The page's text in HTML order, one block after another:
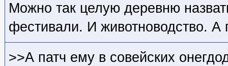
Можно так целую деревню
фестивали. И животноводство. А
>>А патч ему в совейских